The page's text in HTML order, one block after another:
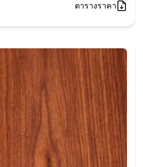
ตารางราคา